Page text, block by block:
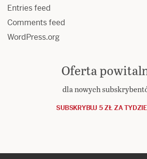
Entries feed
Comments feed
WordPress.org
Oferta
dla nowych
SUBSKRYBUJ 5 ZŁ ZA